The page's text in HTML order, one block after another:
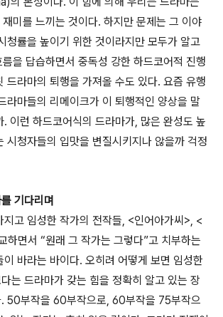
미를 느끼는 것이다. 하지만 문제는 그 이야
청률을 높이기 위한 것이라지만 모두가 알고
을 답습하면서 중독성 강한 하드코어적 진행
드라마의 퇴행을 가져올 수도 있다. 요즘 유행
라마들의 리메이크가 이 퇴행적인 양상을 말
. 이런 하드코어식의 드라마가, 많은 완성도 높
시청자들의 입맛을 변질시키지나 않을까 걱정
기다리며
지고 임성한 작가의 전작들, <인어아가씨>, <
하면서 “원래 그 작가는 그렇다”고 치부하는
바라는 바이다. 오히려 어떻게 보면 임성한
는 드라마가 갖는 힘을 정확히 알고 있는 장
. 50부작을 60부작으로, 60부작을 75부작으